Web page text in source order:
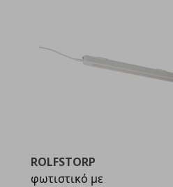
ROLFSTORP
φωτιστικό με